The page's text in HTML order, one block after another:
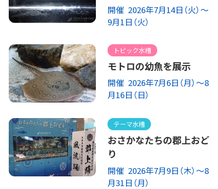
開催 2026年7月14日（火）～
9月1日（火）
トピック水槽
モトロの幼魚を展示
開催 2026年7月6日（月）～8
月16日（日）
テーマ水槽
おさかなたちの郡上おど
り
開催 2026年7月9日（木）～8
月31日（月）